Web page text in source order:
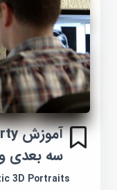
سه بعدی
3D Portraits